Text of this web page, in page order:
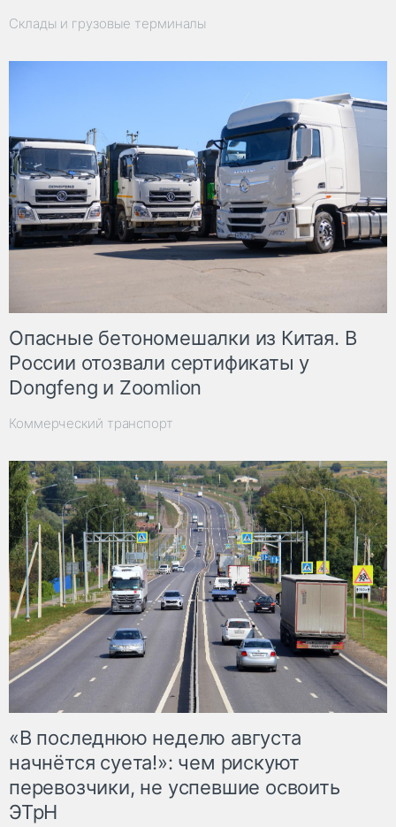
Склады и грузовые терминалы
Опасные бетономешалки из Китая. В
России отозвали сертификаты у
Dongfeng и Zoomlion
Коммерческий транспорт
«В последнюю неделю августа
начнётся суета!»: чем рискуют
перевозчики, не успевшие освоить
ЭТрН